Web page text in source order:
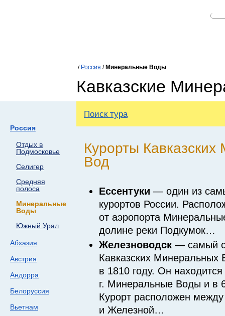
/ Россия / Минеральные Воды
Кавказские
Россия
Отдых в
Подмосковье
Селигер
Средняя
полоса
Минеральные
Воды
Южный Урал
Абхазия
Австрия
Андорра
Белоруссия
Вьетнам
Поиск тура
Курорты
Вод
Ессентуки — один из
курортов России.
от аэропорта
долине реки Подкумок…
Железноводск — самый
Кавказских Минеральных
в 1810 году. Он
г. Минеральные Воды и в
Курорт расположен
и Железной…